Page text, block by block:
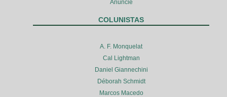
Anuncie
COLUNISTAS
A. F. Monquelat
Cal Lightman
Daniel Giannechini
Déborah Schmidt
Marcos Macedo